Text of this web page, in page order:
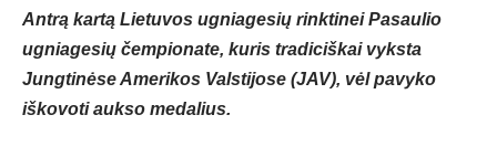
Antrą kartą Lietuvos ugniagesių rinktinei Pasaulio
ugniagesių čempionate, kuris tradiciškai vyksta
Jungtinėse Amerikos Valstijose (JAV), vėl pavyko
iškovoti aukso medalius.